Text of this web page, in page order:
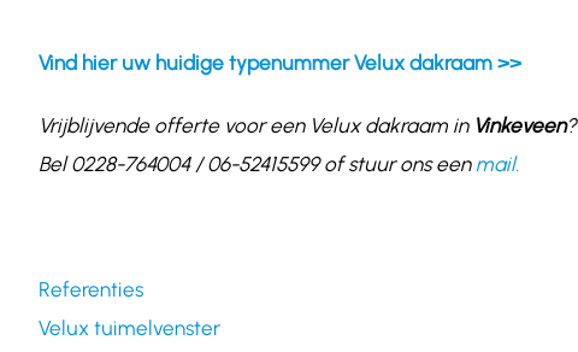
Vind hier uw huidige typenummer Velux dakraam >>
Vrijblijvende offerte voor een Velux dakraam in Vinkeveen?
Bel 0228-764004 / 06-52415599 of stuur ons een mail.
Referenties
Velux tuimelvenster